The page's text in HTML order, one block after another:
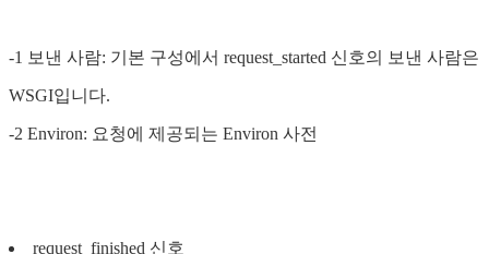
-1 보낸 사람: 기본 구성에서 request_started 신호의 보낸 사람은
WSGI입니다.
-2 Environ: 요청에 제공되는 Environ 사전
request_finished 신호